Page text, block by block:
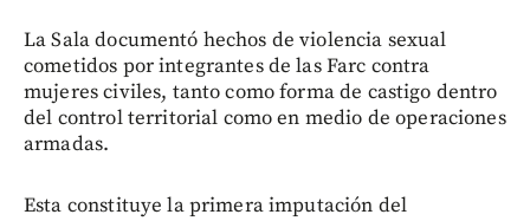
La Sala documentó hechos de violencia sexual
cometidos por integrantes de las Farc contra
mujeres civiles, tanto como forma de castigo dentro
del control territorial como en medio de operaciones
armadas.
Esta constituye la primera imputación del